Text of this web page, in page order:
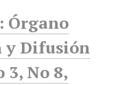
Órgano
y Difusión
3, No 8,